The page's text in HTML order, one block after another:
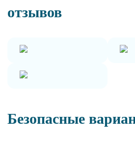
отзывов
Безопасные